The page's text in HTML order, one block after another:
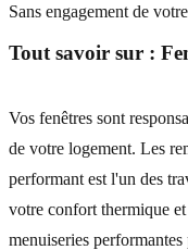
Sans engagement de
Tout savoir sur :
Vos fenêtres sont
de votre logement. Les
performant est l'un des
votre confort thermique
menuiseries